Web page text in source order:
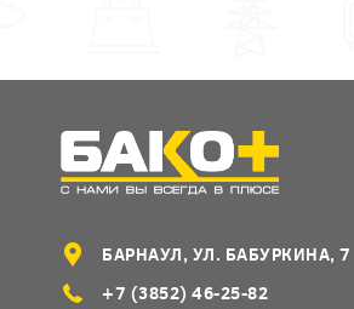
БАРНАУЛ, УЛ. БАБУРКИНА, 7
+7 (3852) 46-25-82